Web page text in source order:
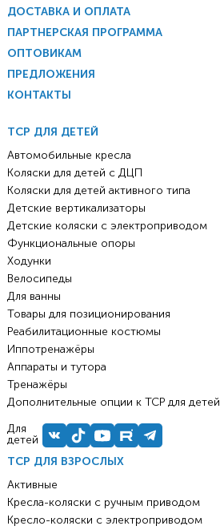
ДОСТАВКА И ОПЛАТА
ПАРТНЕРСКАЯ ПРОГРАММА
ОПТОВИКАМ
ПРЕДЛОЖЕНИЯ
КОНТАКТЫ
ТСР ДЛЯ ВЗРОСЛЫХ
Активные
Кресла-коляски с ручным приводом
Кресло-коляски с электроприводом
ТСР ДЛЯ ДЕТЕЙ
Автомобильные кресла
Коляски для детей с ДЦП
Коляски для детей активного типа
Детские вертикализаторы
Детские коляски с электроприводом
Функциональные опоры
Ходунки
Велосипеды
Для ванны
Товары для позиционирования
Реабилитационные костюмы
Иппотренажёры
Аппараты и тутора
Тренажёры
Дополнительные опции к ТСР для детей
Для
детей